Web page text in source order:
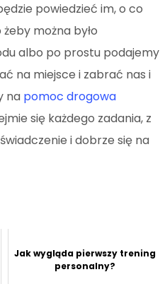
powiedzieć im, o co
można było
albo po prostu podajemy
na miejsce i zabrać nas i
na pomoc drogowa
się każdego zadania, z
i dobrze się na
Jak wygląda pierwszy trening
personalny?